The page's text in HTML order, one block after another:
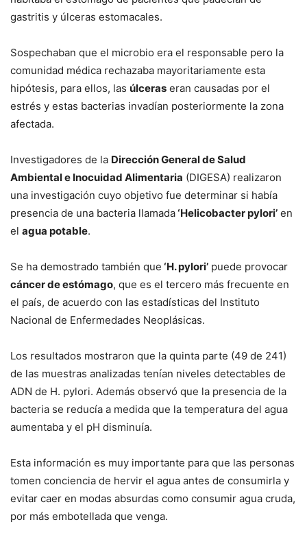
gastritis y úlceras estomacales.
Sospechaban que el microbio era el responsable pero la
comunidad médica rechazaba mayoritariamente esta
hipótesis, para ellos, las úlceras eran causadas por el
estrés y estas bacterias invadían posteriormente la zona
afectada.
Investigadores de la Dirección General de Salud
Ambiental e Inocuidad Alimentaria (DIGESA) realizaron
una investigación cuyo objetivo fue determinar si había
presencia de una bacteria llamada‘Helicobacter pylori’ en
el agua potable.
Se ha demostrado también que ‘H. pylori’ puede provocar
cáncer de estómago, que es el tercero más frecuente en
el país, de acuerdo con las estadísticas del Instituto
Nacional de Enfermedades Neoplásicas.
Los resultados mostraron que la quinta parte (49 de 241)
de las muestras analizadas tenían niveles detectables de
ADN de H. pylori. Además observó que la presencia de la
bacteria se reducía a medida que la temperatura del agua
aumentaba y el pH disminuía.
Esta información es muy importante para que las personas
tomen conciencia de hervir el agua antes de consumirla y
evitar caer en modas absurdas como consumir agua cruda,
por más embotellada que venga.